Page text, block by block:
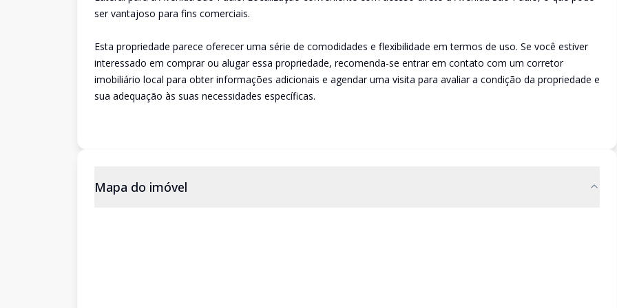
ser vantajoso para fins comerciais.
Esta propriedade parece oferecer uma série de comodidades e flexibilidade em termos de uso. Se você estiver
interessado em comprar ou alugar essa propriedade, recomenda-se entrar em contato com um corretor
imobiliário local para obter informações adicionais e agendar uma visita para avaliar a condição da propriedade e
sua adequação às suas necessidades específicas.
Mapa do imóvel